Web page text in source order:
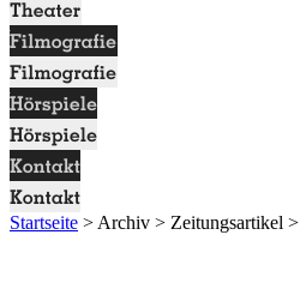
Startseite > Archiv > Zeitungsartikel >